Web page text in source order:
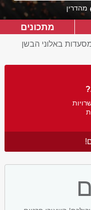
מהדרין
מתכונים
באלוני הבשן